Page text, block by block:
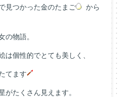
見つかった金のたまご
から
の物語。
は個性的でとても美しく、
てます
がたくさん見えます。